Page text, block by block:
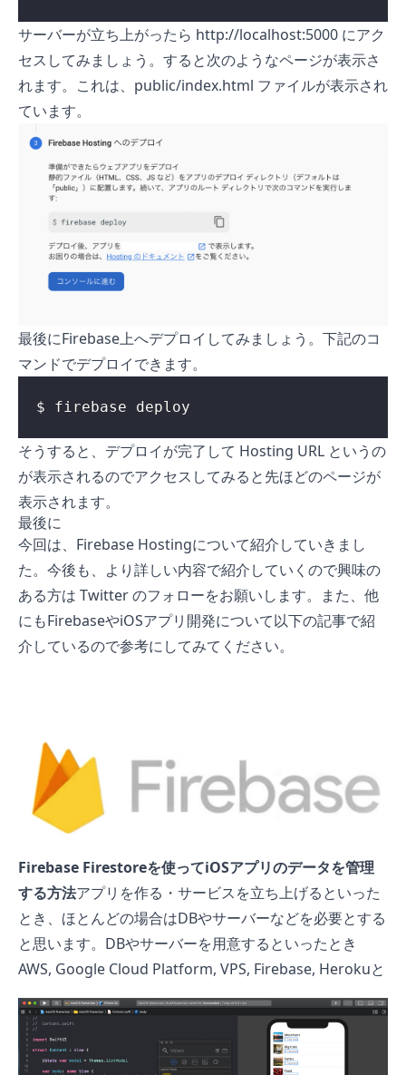
サーバーが立ち上がったら http://localhost:5000 にアク
セスしてみましょう。すると次のようなページが表示さ
れます。これは、public/index.html ファイルが表示され
ています。
最後にFirebase上へデプロイしてみましょう。下記のコ
マンドでデプロイできます。
$ firebase deploy
そうすると、デプロイが完了して Hosting URL というの
が表示されるのでアクセスしてみると先ほどのページが
表示されます。
最後に
今回は、Firebase Hostingについて紹介していきまし
た。今後も、より詳しい内容で紹介していくので興味の
ある方は Twitter のフォローをお願いします。また、他
にもFirebaseやiOSアプリ開発について以下の記事で紹
介しているので参考にしてみてください。
Firebase Firestoreを使ってiOSアプリのデータを管理
する方法アプリを作る・サービスを立ち上げるといった
とき、ほとんどの場合はDBやサーバーなどを必要とする
と思います。DBやサーバーを用意するといったとき
AWS, Google Cloud Platform, VPS, Firebase, Herokuと
いったインフラサービスを使うと思います。 今回は、そ
の中でもFirebase Firestoreを使ってデータを保存する方
法を紹介していきます。